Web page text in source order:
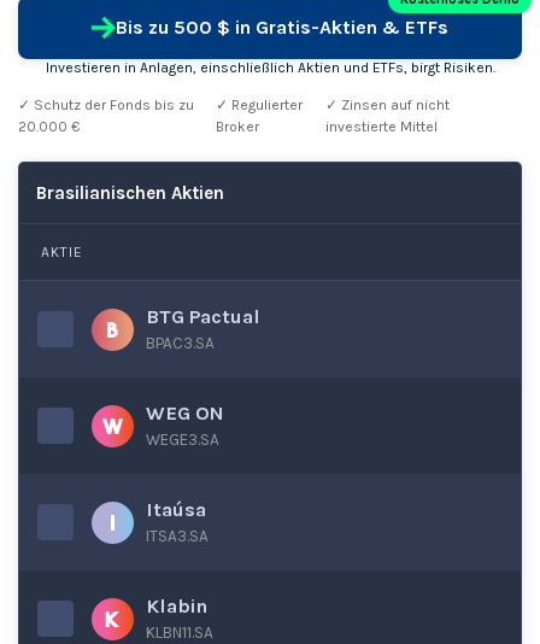
Bis zu 500 $ in Gratis-Aktien & ETFs
Investieren in Anlagen, einschließlich Aktien und ETFs, birgt Risiken.
✓ Schutz der Fonds bis zu
20.000 €
✓ Regulierter
Broker
✓ Zinsen auf nicht
investierte Mittel
Brasilianischen Aktien
AKTIE
BTG Pactual
BPAC3.SA
WEG ON
WEGE3.SA
Itaúsa
ITSA3.SA
Klabin
KLBN11.SA